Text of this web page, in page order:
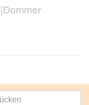
[Dommer